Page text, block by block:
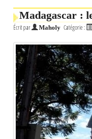
Connexion
oublié ?
de passe oublié ?
Madagascar :
Écrit par Maholy Catégorie :